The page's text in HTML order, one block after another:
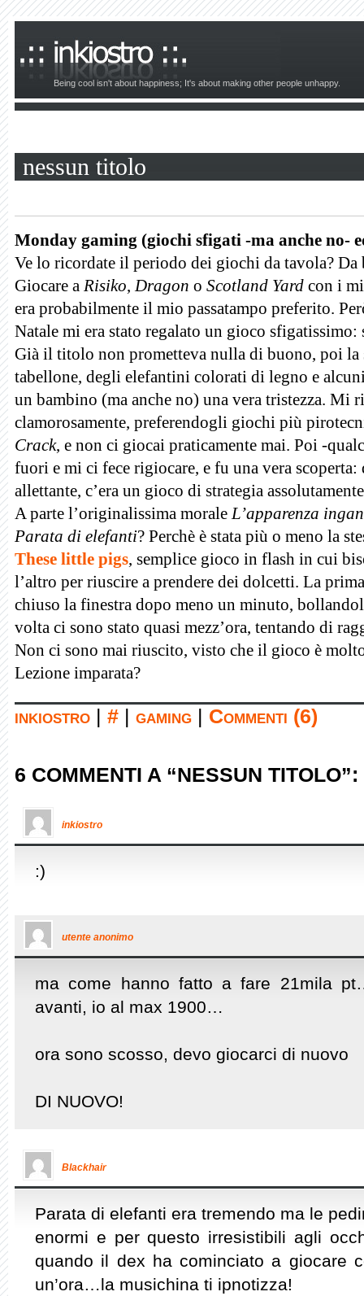
Being cool isn't about happiness; It's about making other people unhappy.
nessun titolo
Monday gaming (giochi sfigati -ma anche no-
Ve lo ricordate il periodo dei giochi da tavola? Da
Giocare a Risiko,Dragon o Scotland Yard con i
era probabilmente il mio passatampo preferito.
Natale mi era stato regalato un gioco
Già il titolo non prometteva nulla di buono, poi la
tabellone, degli elefantini colorati di legno e
un bambino (ma anche no) una vera tristezza. Mi
clamorosamente, preferendogli giochi più
Crack, e non ci giocai praticamente mai. Poi -
fuori e mi ci fece rigiocare, e fu una vera scoperta:
allettante, c’era un gioco di strategia
A parte l’originalissima moraleL’apparenza
Parata di elefanti? Perchè è stata più o meno la
These little pigs, semplice gioco in flash in cui
l’altro per riuscire a prendere dei dolcetti. La
chiuso la finestra dopo meno un minuto,
volta ci sono stato quasi mezz’ora, tentando di
Non ci sono mai riuscito, visto che il gioco è
Lezione imparata?
inkiostro # gaming Commenti (6)
6 COMMENTI A “NESSUN TITOLO”:
inkiostro
:)
utente anonimo
ma come hanno fatto a fare 21mila
avanti, io al max 1900…
ora sono scosso, devo giocarci di nuovo
DI NUOVO!
Blackhair
Parata di elefanti era tremendo ma le
enormi e per questo irresistibili agli
quando il dex ha cominciato a giocare
un’ora…la musichina ti ipnotizza!